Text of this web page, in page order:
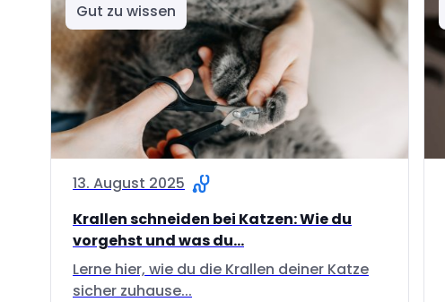
Gut zu wissen
13. August 2025
Krallen schneiden bei Katzen: Wie du
vorgehst und was du...
Lerne hier, wie du die Krallen deiner Katze
sicher zuhause...